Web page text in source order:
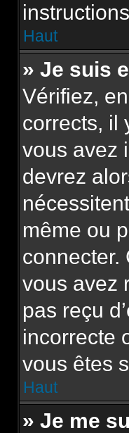
Haut
» Je suis
Vérifiez,
corrects, il
vous avez
devrez
même ou
connecter.
vous avez
pas reçu
incorrecte
vous êtes
Haut
» Je me